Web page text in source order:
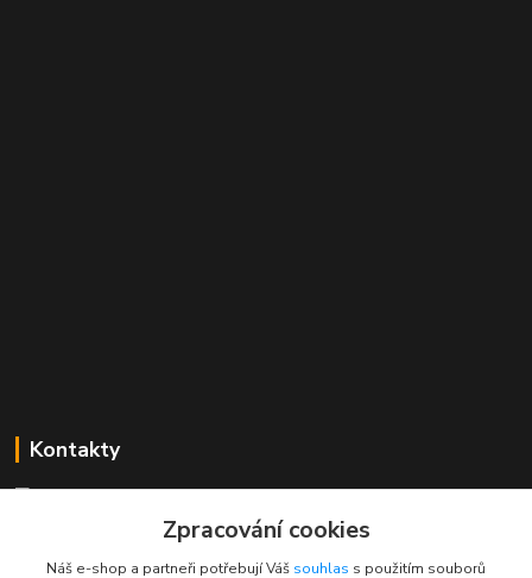
Kontakty
+420 725 613 837
Zpracování cookies
Náš e-shop a partneři potřebují Váš souhlas s použitím souborů